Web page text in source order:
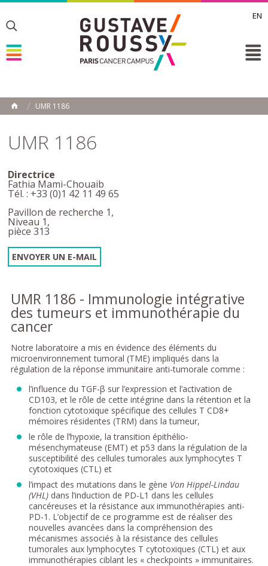
EN
Toggle
Toggle
ACCUEIL
UMR 1186
UMR 1186
Directrice
Fathia Mami-Chouaib
Tél. : +33 (0)1 42 11 49 65
Pavillon de recherche 1,
Niveau 1,
pièce 313
ENVOYER UN E-MAIL
UMR 1186 - Immunologie intégrative
des tumeurs et immunothérapie du
cancer
Notre laboratoire a mis en évidence des éléments du
microenvironnement tumoral (TME) impliqués dans la
régulation de la réponse immunitaire anti-tumorale comme :
l’influence du TGF-β sur l’expression et l’activation de
CD103, et le rôle de cette intégrine dans la rétention et la
fonction cytotoxique spécifique des cellules T CD8+
mémoires résidentes (TRM) dans la tumeur,
le rôle de l’hypoxie, la transition épithélio-
mésenchymateuse (EMT) et p53 dans la régulation de la
susceptibilité des cellules tumorales aux lymphocytes T
cytotoxiques (CTL) et
l’impact des mutations dans le gène Von Hippel-Lindau
(VHL)dans l’induction de PD-L1 dans les cellules
cancéreuses et la résistance aux immunothérapies anti-
PD-1. L’objectif de ce programme est de réaliser des
nouvelles avancées dans la compréhension des
mécanismes associés à la résistance des cellules
tumorales aux lymphocytes T cytotoxiques (CTL) et aux
immunothérapies ciblant les « checkpoints » immunitaires.